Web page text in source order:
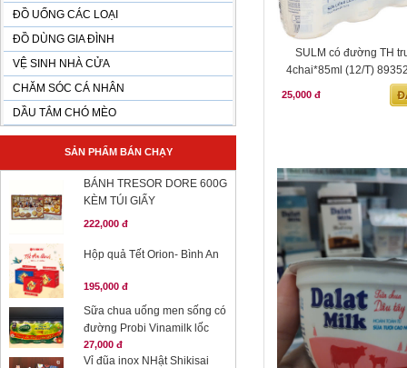
ĐỒ UỐNG CÁC LOẠI
ĐỒ DÙNG GIA ĐÌNH
VỆ SINH NHÀ CỬA
CHĂM SÓC CÁ NHÂN
DẦU TẮM CHÓ MÈO
SẢN PHẨM BÁN CHẠY
BÁNH TRESOR DORE 600G
KÈM TÚI GIẤY
222,000 đ
Hộp quả Tết Orion- Bình An
195,000 đ
Sữa chua uống men sống có
đường Probi Vinamilk lốc
27,000 đ
Vỉ đũa inox NHật Shikisai
SULM có đường TH
4chai*85ml (12/T)
25,000 đ